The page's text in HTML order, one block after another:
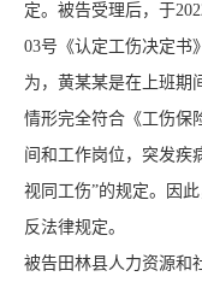
定。被告受理后，于
03号《认定工伤决定书
为，黄某某是在上班期
情形完全符合《工伤保
间和工作岗位，突发疾
视同工伤”的规定。因
反法律规定。
被告田林县人力资源和